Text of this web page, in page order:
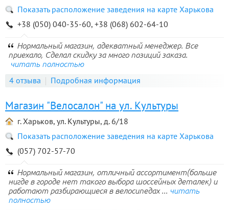
Показать расположение заведения на карте Харькова
+38 (050) 040-35-60, +38 (068) 602-64-10
Нормальный магазин, адекватный менеджер. Все
приехало, Сделал скидку за много позиций заказа.
читать полностью
4 отзыва Подробная информация
Магазин "Велосалон" на ул. Культуры
г. Харьков, ул. Культуры, д. 6/18
Показать расположение заведения на карте Харькова
(057) 702-57-70
Нормальный магазин, отличный ассортимент(больше
нигде в городе нет такого выбора шоссейных деталек) и
работают разбирающиеся в велосипедах ... читать
полностью